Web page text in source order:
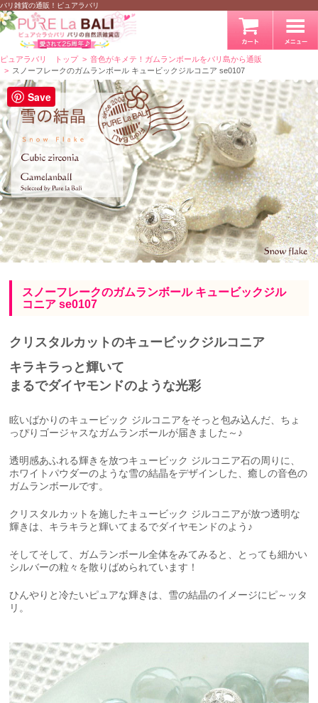
バリ雑貨の通販！ピュアラバリ
ピュアラバリ トップ
音色がキメテ！ガムランボールをバリ島から通販
スノーフレークのガムランボール キュービックジルコニア se0107
スノーフレークのガムランボール キュービックジル
コニア se0107
クリスタルカットのキュービックジルコニア
キラキラっと輝いて
まるでダイヤモンドのような光彩
眩いばかりのキュービック ジルコニアをそっと包み込んだ、ちょ
っぴりゴージャスなガムランボールが届きました～♪
透明感あふれる輝きを放つキュービック ジルコニア石の周りに、
ホワイトパウダーのような雪の結晶をデザインした、癒しの音色の
ガムランボールです。
クリスタルカットを施したキュービック ジルコニアが放つ透明な
輝きは、キラキラと輝いてまるでダイヤモンドのよう♪
そしてそして、ガムランボール全体をみてみると、とっても細かい
シルバーの粒々を散りばめられています！
ひんやりと冷たいピュアな輝きは、雪の結晶のイメージにピ～ッタ
リ。
Save